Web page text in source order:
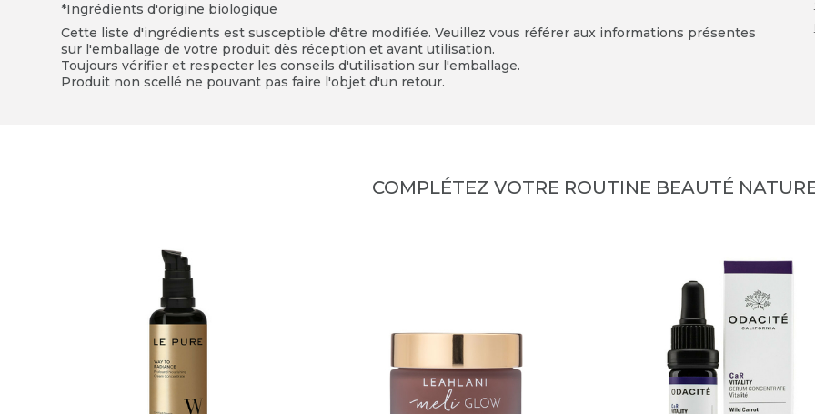
*Ingrédients d'origine biologique
Cette liste d'ingrédients est susceptible d'être modifiée. Veuillez vous référer aux informations présentes
sur l'emballage de votre produit dès réception et avant utilisation.
Toujours vérifier et respecter les conseils d'utilisation sur l'emballage.
Produit non scellé ne pouvant pas faire l'objet d'un retour.
COMPLÉTEZ VOTRE ROUTINE BEAUTÉ